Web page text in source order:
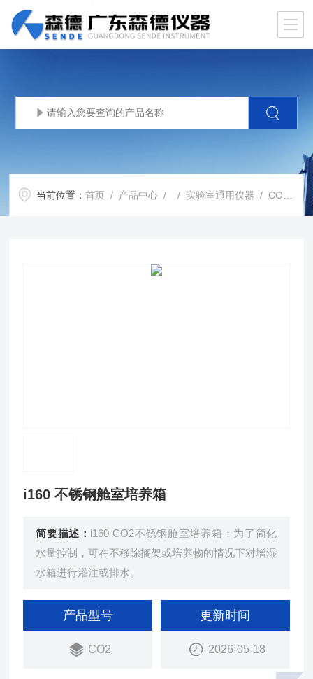
当前位置：首页 / 产品中心 / / 实验室通用仪器 / CO2i160 不锈钢舱室培养箱
i160 不锈钢舱室培养箱
简要描述： i160 CO2不锈钢舱室培养箱：为了简化
水量控制，可在不移除搁架或培养物的情况下对增湿
水箱进行灌注或排水。
产品型号
CO2
更新时间
2026-05-18